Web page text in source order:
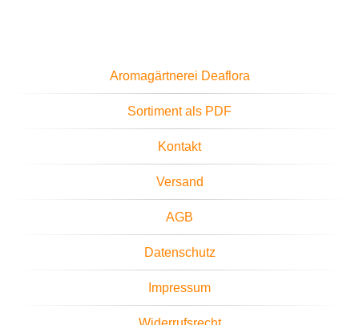
Aromagärtnerei Deaflora
Sortiment als PDF
Kontakt
Versand
AGB
Datenschutz
Impressum